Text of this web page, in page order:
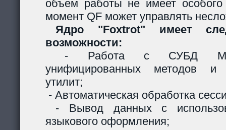
объем работы не имеет
момент QF может управлять
Ядро "Foxtrot" имеет
возможности:
- Работа с СУБД
унифицированных методов и
утилит;
- Автоматическая обработка
- Вывод данных с
языкового оформления;